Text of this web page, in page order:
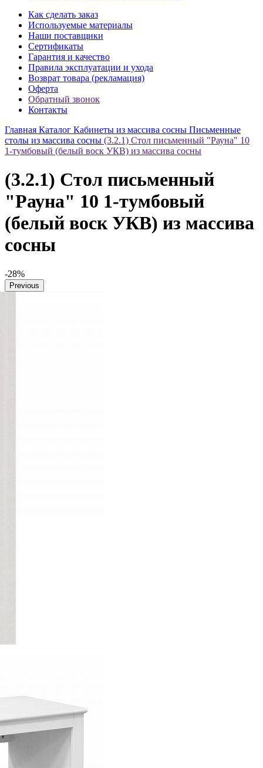
Как сделать заказ
Используемые материалы
Наши поставщики
Сертификаты
Гарантия и качество
Правила эксплуатации и ухода
Возврат товара (рекламация)
Оферта
Обратный звонок
Контакты
Главная Каталог Кабинеты из массива сосны Письменные
столы из массива сосны (3.2.1) Стол письменный "Рауна" 10
1-тумбовый (белый воск УКВ) из массива сосны
(3.2.1) Стол письменный
"Рауна" 10 1-тумбовый
(белый воск УКВ) из массива
сосны
-28%
Previous